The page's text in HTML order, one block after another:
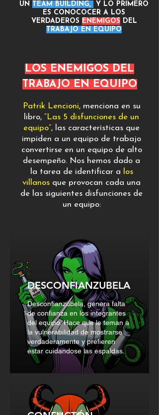
UN TEAM BUILDING,
Y LO PRIMERO
ES CONOCOCER A LOS
VERDADEROS ENEMIGOS DEL
TRABAJO EN EQUIPO
LOS ENEMIGOS DEL
TRABAJO EN EQUIPO
Patrik Lencioni, menciona en su
libro, “Las 5 disfunciones de un
equipo”, las características que
impiden a un equipo de trabajo
convertirse en un equipo de alto
desempeño. Nos hemos dado a
la tarea de identificar a
los
villanos que provocan cada una
de las siguientes disfunciones de
un equipo:
DESCONFIANZUBELA
Desconfianzubela, genera falta
de confianza en los integrantes
del equipo. Hace que le teman a
la vulnerabilidad de mostrarse
verdaderamente y prefieren
estar cuidandose las espaldas.